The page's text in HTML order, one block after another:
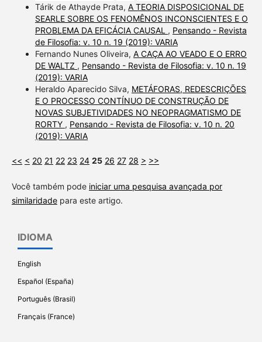
Tárik de Athayde Prata, A TEORIA DISPOSICIONAL DE
SEARLE SOBRE OS FENOMÊNOS INCONSCIENTES E O
PROBLEMA DA EFICÁCIA CAUSAL , Pensando - Revista
de Filosofia: v. 10 n. 19 (2019): VARIA
Fernando Nunes Oliveira, A CAÇA AO VEADO E O ERRO
DE WALTZ , Pensando - Revista de Filosofia: v. 10 n. 19
(2019): VARIA
Heraldo Aparecido Silva, METÁFORAS, REDESCRIÇÕES
E O PROCESSO CONTÍNUO DE CONSTRUÇÃO DE
NOVAS SUBJETIVIDADES NO NEOPRAGMATISMO DE
RORTY , Pensando - Revista de Filosofia: v. 10 n. 20
(2019): VARIA
<< < 20 21 22 23 24 25 26 27 28 > >>
Você também pode iniciar uma pesquisa avançada por
similaridadepara este artigo.
IDIOMA
English
Español (España)
Português (Brasil)
Français (France)